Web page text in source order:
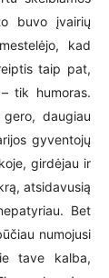
buvo įvairių
kad
taip pat,
tik humoras.
daugiau
gyventojų
girdėjau ir
atsidavusią
Bet
numojusi
tave kalba,